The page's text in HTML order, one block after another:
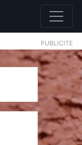
PUBLICITE